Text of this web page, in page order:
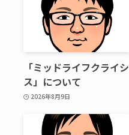
「ミッドライフクライシ
ス」について
2026年8月9日